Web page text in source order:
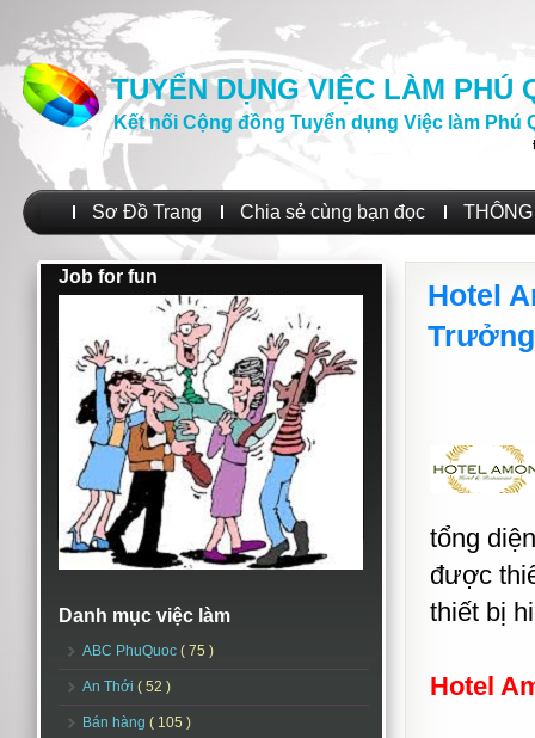
TUYỂN DỤNG VIỆC LÀM PHÚ
Kết nối Cộng đồng Tuyển dụng Việc làm Phú
Sơ Đồ Trang Chia sẻ cùng bạn đọc
Job for fun
Danh mục việc làm
ABC PhuQuoc ( 75 )
An Thới ( 52 )
Bán hàng ( 105 )
Hotel
tổng
được
thiết bị
Hotel